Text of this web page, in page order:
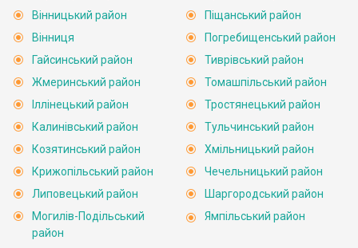
Вінницький район
Вінниця
Гайсинський район
Жмеринський район
Іллінецький район
Калинівський район
Козятинський район
Крижопільський район
Липовецький район
Могилів-Подільський
район
Піщанський район
Погребищенський район
Тиврівський район
Томашпільський район
Тростянецький район
Тульчинський район
Хмільницький район
Чечельницький район
Шаргородський район
Ямпільський район